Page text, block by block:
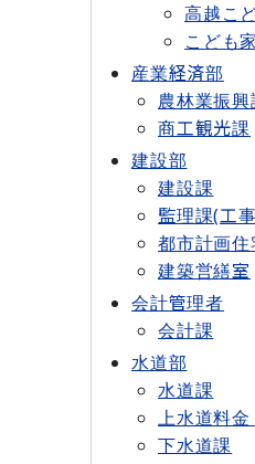
高越こ
こども
産業経済部
農林業振興
商工観光課
建設部
建設課
監理課(工
都市計画住
建築営繕室
会計管理者
会計課
水道部
水道課
上水道料
下水道課